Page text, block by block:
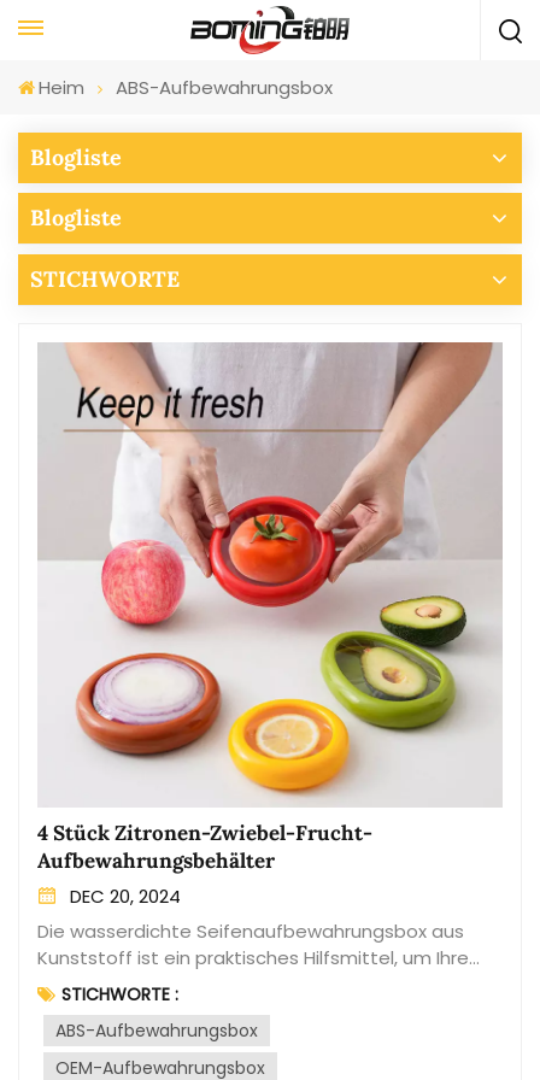
Heim ABS-Aufbewahrungsbox
Blogliste
Blogliste
STICHWORTE
4 Stück Zitronen-Zwiebel-Frucht-
Aufbewahrungsbehälter
DEC 20, 2024
Die wasserdichte Seifenaufbewahrungsbox aus
Kunststoff ist ein praktisches Hilfsmittel, um Ihre
Seife trocken und geschützt aufzubewahren. Diese
Aufbewahrungsbox aus robustem Kunststoff wurde
speziell entwickelt, um Wasserschäden zu
verhindern und die Lebensdauer Ihrer Seife zu
STICHWORTE :
ABS-Aufbewahrungsbox
OEM-Aufbewahrungsbox